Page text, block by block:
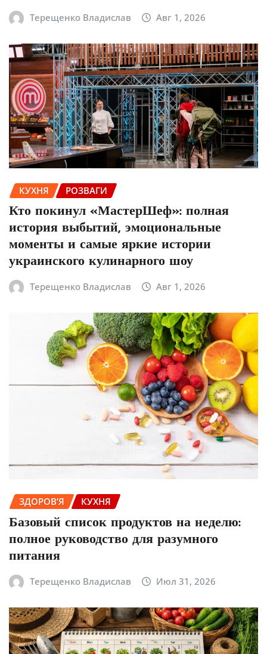
Терещенко Владислав Авг 1, 2026
КУХНЯ РОЗВАГИ
Кто покинул «МастерШеф»: полная
история выбытий, эмоциональные
моменты и самые яркие истории
украинского кулинарного шоу
Терещенко Владислав Авг 1, 2026
ЗДОРОВ’Я КУХНЯ
Базовый список продуктов на неделю:
полное руководство для разумного
питания
Терещенко Владислав Июл 31, 2026